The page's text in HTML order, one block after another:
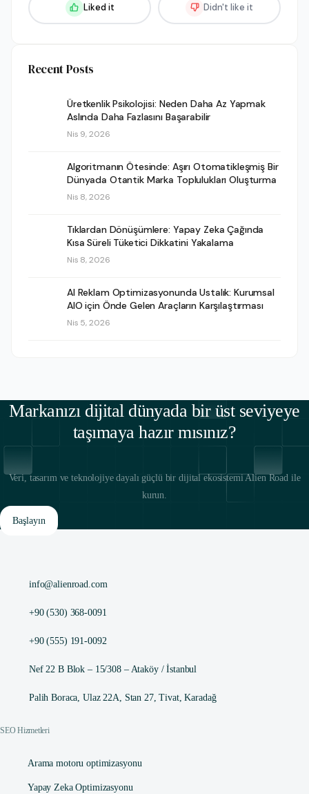
Liked it Didn't like it
Recent Posts
Üretkenlik Psikolojisi: Neden Daha Az Yapmak
Aslında Daha Fazlasını Başarabilir
Nis 9, 2026
Algoritmanın Ötesinde: Aşırı Otomatikleşmiş Bir
Dünyada Otantik Marka Toplulukları Oluşturma
Nis 8, 2026
Tıklardan Dönüşümlere: Yapay Zeka Çağında
Kısa Süreli Tüketici Dikkatini Yakalama
Nis 8, 2026
AI Reklam Optimizasyonunda Ustalık: Kurumsal
AIO için Önde Gelen Araçların Karşılaştırması
Nis 5, 2026
Markanızı dijital dünyada bir üst seviyeye
taşımaya hazır mısınız?
Veri, tasarım ve teknolojiye dayalı güçlü bir dijital ekosistemi Alien Road ile
kurun.
Başlayın
info@alienroad.com
+90 (530) 368-0091
+90 (555) 191-0092
Nef 22 B Blok – 15/308 – Ataköy / İstanbul
Palih Boraca, Ulaz 22A, Stan 27, Tivat, Karadağ
SEO Hizmetleri
Arama motoru optimizasyonu
Yapay Zeka Optimizasyonu